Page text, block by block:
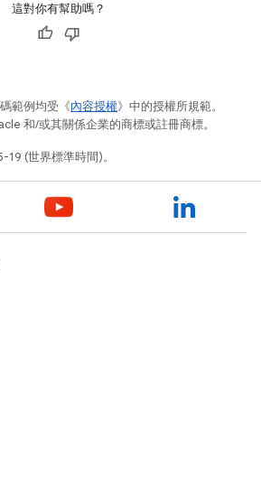
這對你有幫助嗎？
範例均受《內容授權》中的授權所規範。
和/或其關係企業的商標或註冊商標。
(世界標準時間)。